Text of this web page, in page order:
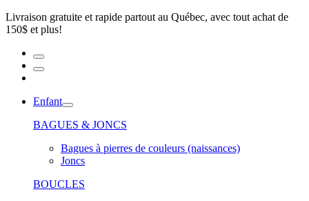
Livraison gratuite et rapide partout au Québec, avec tout achat de
150$ et plus!
Enfant
BAGUES & JONCS
Bagues à pierres de couleurs (naissances)
Joncs
BOUCLES